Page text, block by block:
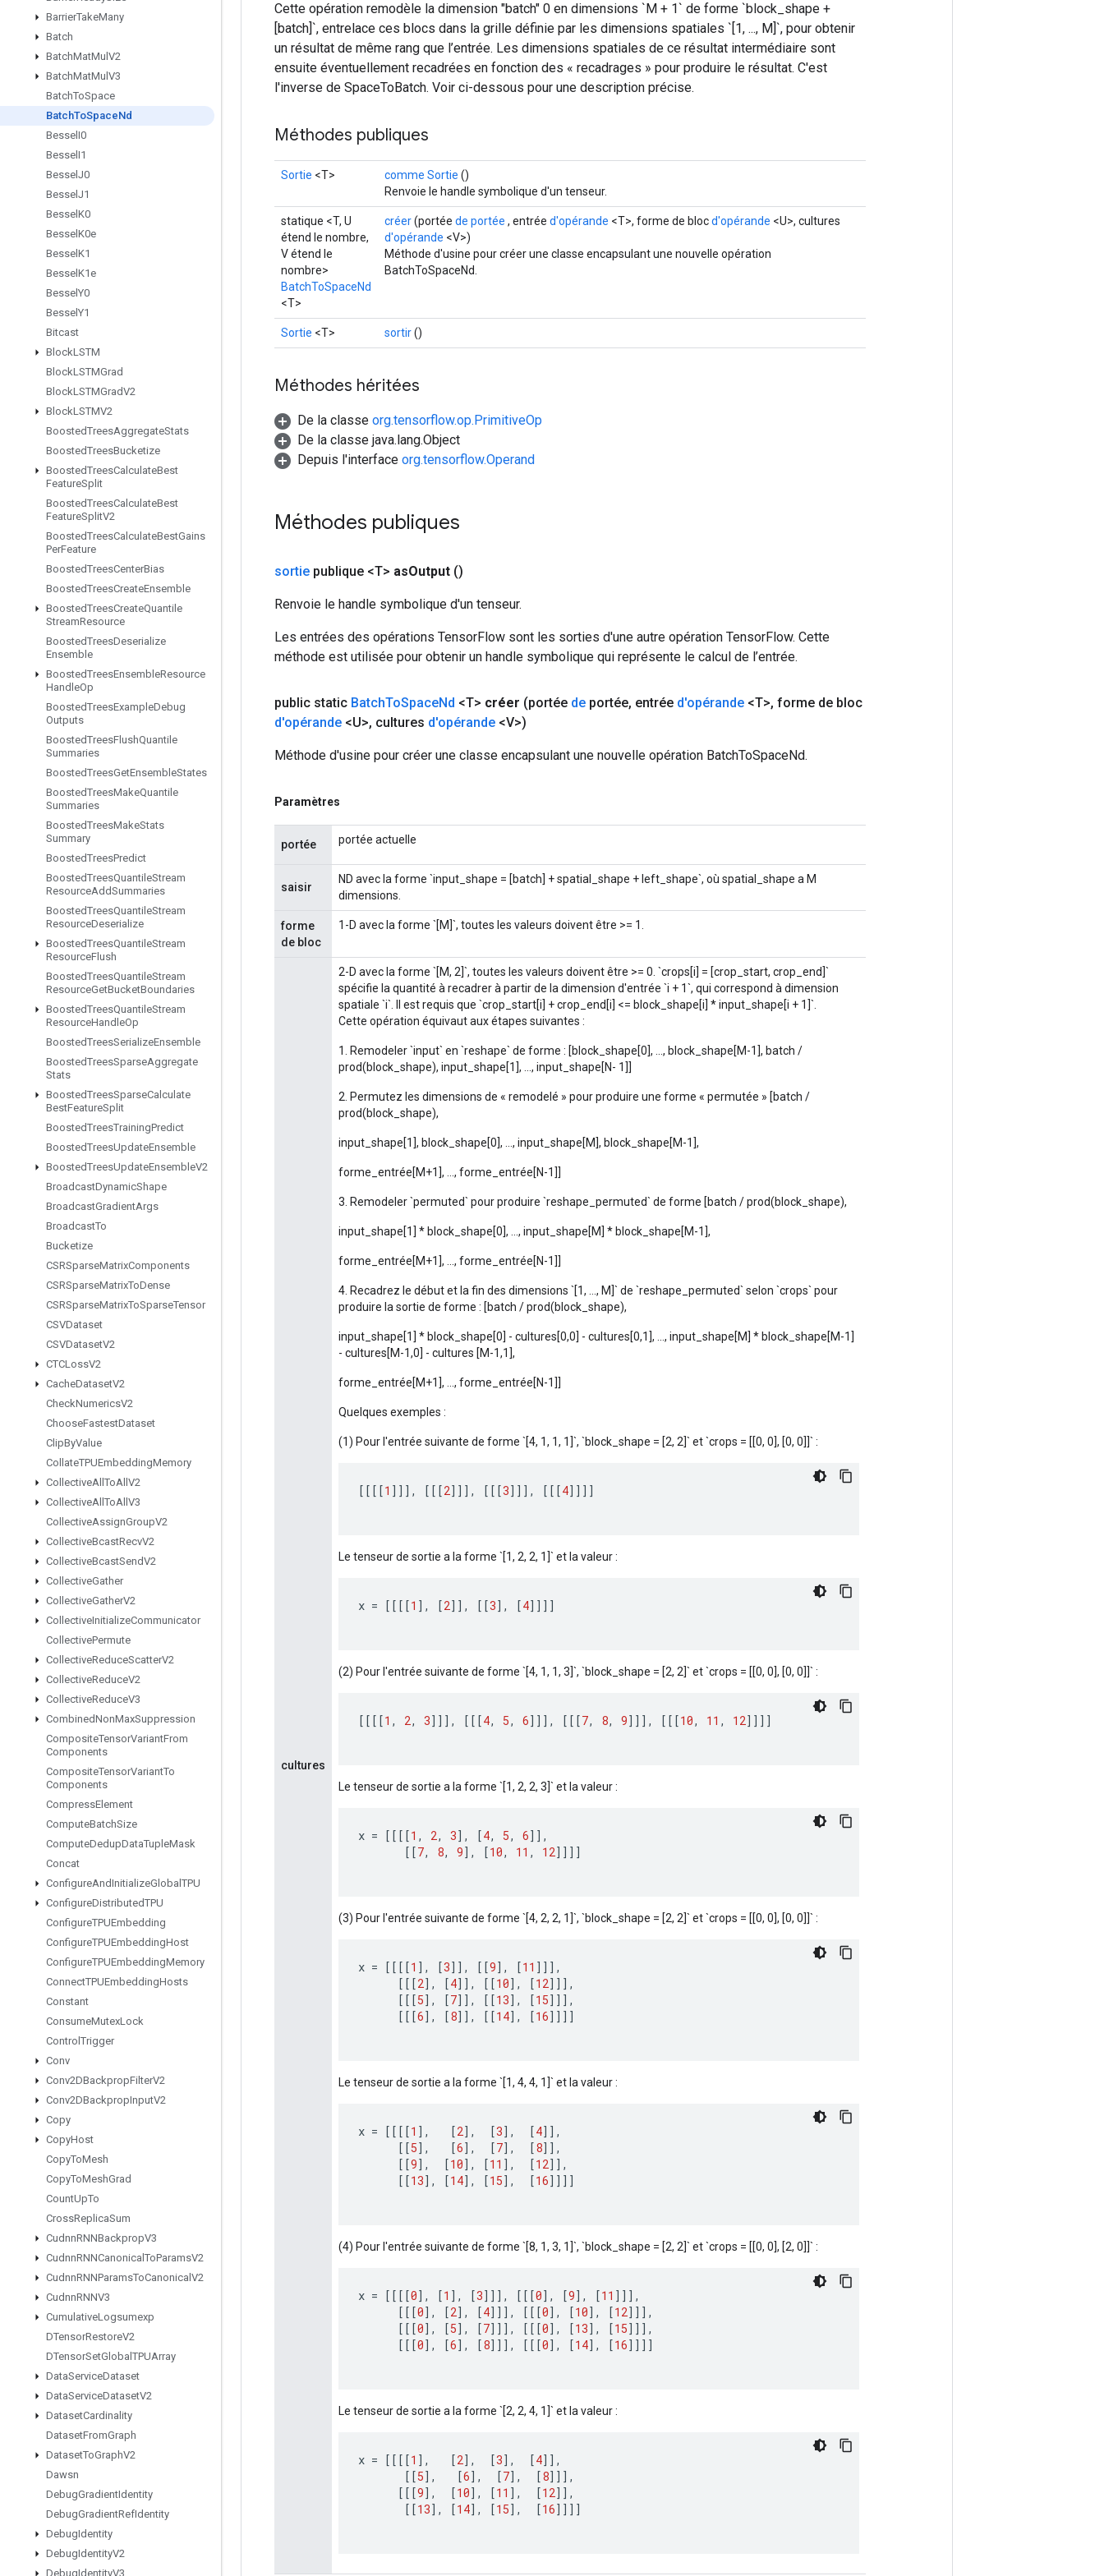
BarrierTakeMany
Batch
BatchMatMul V2
BatchMatMul V3
BatchToSpace
BatchToSpaceNd
Bessel I0
Bessel I1
Bessel J0
Bessel J1
Bessel K0
Bessel K0e
Bessel K1
Bessel K1e
Bessel Y0
Bessel Y1
Bitcast
BlockLSTM
BlockLSTMGrad
BlockLSTMGradV2
BlockLSTMV2
BoostedTreesAggregateStats
BoostedTreesBucketize
BoostedTreesCalculateBest
FeatureSplit
BoostedTreesCalculateBest
FeatureSplitV2
BoostedTreesCalculateBestGains
PerFeature
BoostedTreesCenterBias
BoostedTreesCreateEnsemble
BoostedTreesCreateQuantile
StreamResource
BoostedTreesDeserialize
Ensemble
BoostedTreesEnsembleResource
HandleOp
BoostedTreesExampleDebug
Outputs
BoostedTreesFlushQuantile
Summaries
BoostedTreesGetEnsembleStates
BoostedTreesMakeQuantile
Summaries
BoostedTreesMakeStats
Summary
BoostedTreesPredict
BoostedTreesQuantileStream
ResourceAddSummaries
BoostedTreesQuantileStream
ResourceDeserialize
BoostedTreesQuantileStream
ResourceFlush
BoostedTreesQuantileStream
ResourceGetBucketBoundaries
BoostedTreesQuantileStream
ResourceHandleOp
BoostedTreesSerializeEnsemble
BoostedTreesSparseAggregate
Stats
BoostedTreesSparseCalculate
BestFeatureSplit
BoostedTreesTrainingPredict
BoostedTreesUpdateEnsemble
BoostedTreesUpdateEnsembleV2
BroadcastDynamicShape
BroadcastGradientArgs
BroadcastTo
Bucketize
CSRSparseMatrixComponents
CSRSparseMatrixToDense
CSRSparseMatrixToSparseTensor
CSVDataset
CSVDatasetV2
CTCLossV2
CacheDatasetV2
CheckNumericsV2
ChooseFastestDataset
ClipByValue
CollateTPUEmbeddingMemory
CollectiveAll ToAll V2
CollectiveAll ToAll V3
CollectiveAssignGroupV2
CollectiveBcastRecvV2
CollectiveBcastSendV2
CollectiveGather
CollectiveGatherV2
CollectiveInitializeCommunicator
CollectivePermute
CollectiveReduceScatterV2
CollectiveReduceV2
CollectiveReduceV3
CombinedNonMaxSuppression
CompositeTensorVariantFrom
Components
CompositeTensorVariantTo
Components
CompressElement
ComputeBatchSize
ComputeDedupDataTupleMask
Concat
ConfigureAndInitializeGlobal TPU
ConfigureDistributedTPU
ConfigureTPUEmbedding
ConfigureTPUEmbeddingHost
ConfigureTPUEmbeddingMemory
ConnectTPUEmbeddingHosts
Constant
ConsumeMutexLock
Control Trigger
Conv
Conv2DBackpropFilterV2
Conv2DBackpropInputV2
Copy
CopyHost
CopyToMesh
CopyToMeshGrad
CountUpTo
CrossReplicaSum
CudnnRNNBackpropV3
CudnnRNNCanonical ToParamsV2
CudnnRNNParamsToCanonical V2
CudnnRNNV3
CumulativeLogsumexp
DTensorRestoreV2
DTensorSetGlobal TPUArray
DataServiceDataset
DataServiceDatasetV2
DatasetCardinality
DatasetFromGraph
DatasetToGraphV2
Dawsn
DebugGradientIdentity
DebugGradientRefIdentity
DebugIdentity
DebugIdentityV2
DebugIdentityV3
Cette opération remodèle la dimension "batch" 0 en dimensions `M + 1` de forme `block_shape +
[batch]`, entrelace ces blocs dans la grille définie par les dimensions spatiales `[1, ..., M]`, pour obtenir
un résultat de même rang que l’entrée. Les dimensions spatiales de ce résultat intermédiaire sont
ensuite éventuellement recadrées en fonction des « recadrages » pour produire le résultat. C'est
l'inverse de SpaceToBatch. Voir ci-dessous pour une description précise.
Méthodes publiques
Sortie <T> comme Sortie ()
Renvoie le handle symbolique d'un tenseur.
statique <T, U
étend le nombre,
V étend le
nombre>
BatchToSpaceNd
<T>
créer(portée de portée , entrée d'opérande <T>, forme de blocd'opérande <U>, cultures
d'opérande <V>)
Méthode d'usine pour créer une classe encapsulant une nouvelle opération
BatchToSpaceNd.
Sortie <T> sortir()
Méthodes héritées
De la classe org.tensorflow.op.PrimitiveOp
De la classe java.lang.Object
Depuis l'interface org.tensorflow.Operand
Méthodes publiques
sortie publique <T> asOutput ()
Renvoie le handle symbolique d'un tenseur.
Les entrées des opérations TensorFlow sont les sorties d'une autre opération TensorFlow. Cette
méthode est utilisée pour obtenir un handle symbolique qui représente le calcul de l’entrée.
public static BatchToSpaceNd <T> créer (portée de portée, entrée d'opérande <T>, forme de bloc
d'opérande <U>, cultures d'opérande <V>)
Méthode d'usine pour créer une classe encapsulant une nouvelle opération BatchToSpaceNd.
Paramètres
portée portée actuelle
saisir
ND avec la forme `input_shape = [batch] + spatial_shape + left_shape`, où spatial_shape a M
dimensions.
forme
de bloc
1-D avec la forme `[M]`, toutes les valeurs doivent être >= 1.
cultures
2-D avec la forme `[M, 2]`, toutes les valeurs doivent être >= 0. `crops[i] = [crop_start, crop_end]`
spécifie la quantité à recadrer à partir de la dimension d'entrée `i + 1`, qui correspond à dimension
spatiale `i`. Il est requis que `crop_start[i] + crop_end[i] <= block_shape[i] * input_shape[i + 1]`.
Cette opération équivaut aux étapes suivantes :
1. Remodeler `input` en `reshape` de forme : [block_shape[0], ..., block_shape[M-1], batch /
prod(block_shape), input_shape[1], ..., input_shape[N- 1]]
2. Permutez les dimensions de « remodelé » pour produire une forme « permutée » [batch /
prod(block_shape),
input_shape[1], block_shape[0], ..., input_shape[M], block_shape[M-1],
forme_entrée[M+1], ..., forme_entrée[N-1]]
3. Remodeler `permuted` pour produire `reshape_permuted` de forme [batch / prod(block_shape),
input_shape[1] * block_shape[0], ..., input_shape[M] * block_shape[M-1],
forme_entrée[M+1], ..., forme_entrée[N-1]]
4. Recadrez le début et la fin des dimensions `[1, ..., M]` de `reshape_permuted` selon `crops` pour
produire la sortie de forme : [batch / prod(block_shape),
input_shape[1] * block_shape[0] - cultures[0,0] - cultures[0,1], ..., input_shape[M] * block_shape[M-1]
- cultures[M-1,0] - cultures [M-1,1],
forme_entrée[M+1], ..., forme_entrée[N-1]]
Quelques exemples :
(1) Pour l'entrée suivante de forme `[4, 1, 1, 1]`, `block_shape = [2, 2]` et `crops = [[0, 0], [0, 0]]` :
[[[[1 ]]] , [[[2]]] , [[[3]]] , [[[4]]]]
Le tenseur de sortie a la forme `[1, 2, 2, 1]` et la valeur :
x = [[[[1 ] , [2]] , [[3] , [4]]]]
(2) Pour l'entrée suivante de forme `[4, 1, 1, 3]`, `block_shape = [2, 2]` et `crops = [[0, 0], [0, 0]]` :
[[[[1 , 2, 3]]] , [[[4, 5, 6]]] , [[[7, 8, 9]]] , [[[10, 11 , 12]]]]
Le tenseur de sortie a la forme `[1, 2, 2, 3]` et la valeur :
x = [[[[1 , 2, 3] , [4, 5, 6]] ,
[[7, 8, 9] , [10, 11 , 12]]]]
(3) Pour l'entrée suivante de forme `[4, 2, 2, 1]`, `block_shape = [2, 2]` et `crops = [[0, 0], [0, 0]]` :
x = [[[[1 ] , [3]] , [[9] , [11 ]]] ,
[[[2] , [4]] , [[10] , [12]]] ,
[[[5] , [7]] , [[13] , [15]]] ,
[[[6] , [8]] , [[14] , [16]]]]
Le tenseur de sortie a la forme `[1, 4, 4, 1]` et la valeur :
x = [[[[1 ] , [2] , [3] , [4]] ,
[[5] , [6] , [7] , [8]] ,
[[9] , [10] , [11 ] , [12]] ,
[[13] , [14] , [15] , [16]]]]
(4) Pour l'entrée suivante de forme `[8, 1, 3, 1]`, `block_shape = [2, 2]` et `crops = [[0, 0], [2, 0]]` :
x = [[[[0] , [1 ] , [3]]] , [[[0] , [9] , [11 ]]] ,
[[[0] , [2] , [4]]] , [[[0] , [10] , [12]]] ,
[[[0] , [5] , [7]]] , [[[0] , [13] , [15]]] ,
[[[0] , [6] , [8]]] , [[[0] , [14] , [16]]]]
Le tenseur de sortie a la forme `[2, 2, 4, 1]` et la valeur :
x = [[[[1 ] , [2] , [3] , [4]] ,
[[5] , [6] , [7] , [8]]] ,
[[[9] , [10] , [11 ] , [12]] ,
[[13] , [14] , [15] , [16]]]]